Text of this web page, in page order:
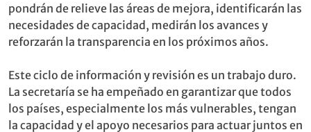
pondrán de relieve las áreas de mejora, identificarán las
necesidades de capacidad, medirán los avances y
reforzarán la transparencia en los próximos años.
Este ciclo de información y revisión es un trabajo duro.
La secretaría se ha empeñado en garantizar que todos
los países, especialmente los más vulnerables, tengan
la capacidad y el apoyo necesarios para actuar juntos en